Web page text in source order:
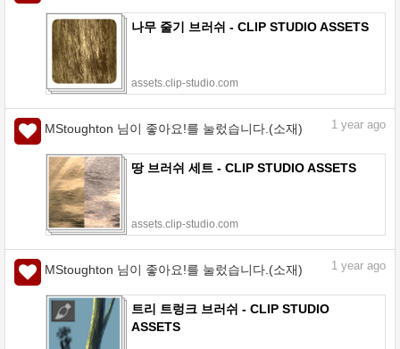
나무 줄기 브러쉬 - CLIP STUDIO ASSETS
assets.clip-studio.com
MStoughton 님이 좋아요!를 눌렀습니다.(소재) 1 year ago
땅 브러쉬 세트 - CLIP STUDIO ASSETS
assets.clip-studio.com
MStoughton 님이 좋아요!를 눌렀습니다.(소재) 1 year ago
트리 트렁크 브러쉬 - CLIP STUDIO
ASSETS